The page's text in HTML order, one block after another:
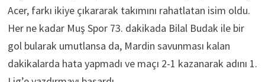
Acer, farkı ikiye çıkararak takımını rahatlatan isim oldu.
Her ne kadar Muş Spor 73. dakikada Bilal Budak ile bir
gol bularak umutlansa da, Mardin savunması kalan
dakikalarda hata yapmadı ve maçı 2-1 kazanarak adını 1.